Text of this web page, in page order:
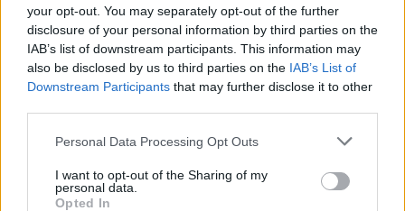
your opt-out. You may separately opt-out of the further
disclosure of your personal information by third parties on the
IAB’s list of downstream participants. This information may
also be disclosed by us to third parties on the IAB’s List of
Downstream Participants that may further disclose it to other
Personal Data Processing Opt Outs
I want to opt-out of the Sharing of my
personal data.
Opted In
FITNESS 03/09/2024 - 15:54
Δωρεάν προγράμματα εκγύμνασης ενηλίκων
στον Πανελλήνιο από τον Δήμο Αθηναίων